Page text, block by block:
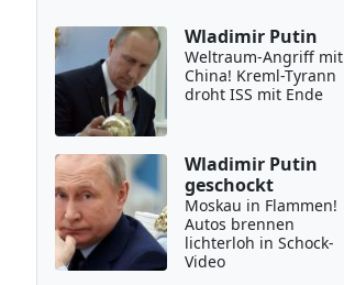
Wladimir Putin
Weltraum-Angriff mit
China! Kreml-Tyrann
droht ISS mit Ende
Wladimir Putin
geschockt
Moskau in Flammen!
Autos brennen
lichterloh in Schock-
Video